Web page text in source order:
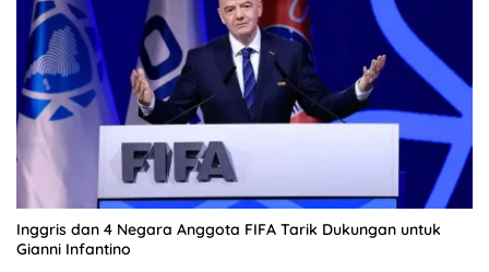
Inggris dan 4 Negara Anggota FIFA Tarik Dukungan untuk
Gianni Infantino